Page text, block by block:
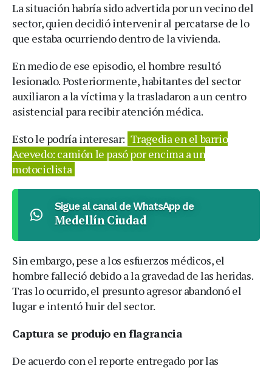
La situación habría sido advertida por un vecino del
sector, quien decidió intervenir al percatarse de lo
que estaba ocurriendo dentro de la vivienda.
En medio de ese episodio, el hombre resultó
lesionado. Posteriormente, habitantes del sector
auxiliaron a la víctima y la trasladaron a un centro
asistencial para recibir atención médica.
Esto le podría interesar: Tragedia en el barrio
Acevedo: camión le pasó por encima a un
motociclista
Sigue al canal de WhatsApp de
Medellín Ciudad
Sin embargo, pese a los esfuerzos médicos, el
hombre falleció debido a la gravedad de las heridas.
Tras lo ocurrido, el presunto agresor abandonó el
lugar e intentó huir del sector.
Captura se produjo en flagrancia
De acuerdo con el reporte entregado por las